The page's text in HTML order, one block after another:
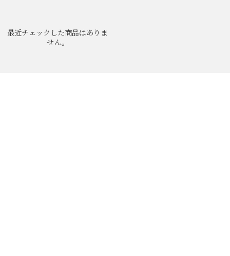
最近チェックした商品はありま
せん。